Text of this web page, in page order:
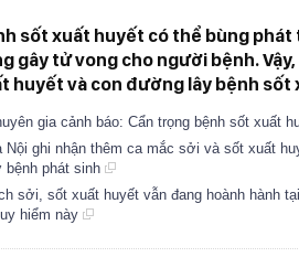
sốt xuất huyết có thể bùng
gây tử vong cho người bệnh.
huyết và con đường lây bệnh sốt
gia cảnh báo: Cẩn trọng bệnh sốt xuất
Nội ghi nhận thêm ca mắc sởi và sốt xuất
bệnh phát sinh
sởi, sốt xuất huyết vẫn đang hoành hành
hiểm này